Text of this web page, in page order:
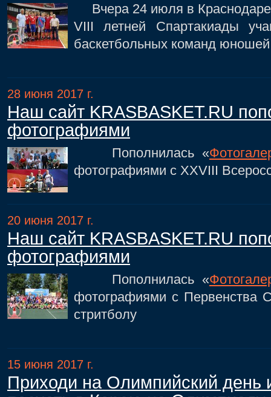
Вчера 24 июля в Краснодаре
VIII летней Спартакиады
баскетбольных команд
28 июня 2017 г.
Наш сайт KRASBASKET.RU
фотографиями
Пополнилась «
фотографиями с XXVIII
20 июня 2017 г.
Наш сайт KRASBASKET.RU
фотографиями
Пополнилась «
фотографиями с
стритболу
15 июня 2017 г.
Приходи на Олимпийский день